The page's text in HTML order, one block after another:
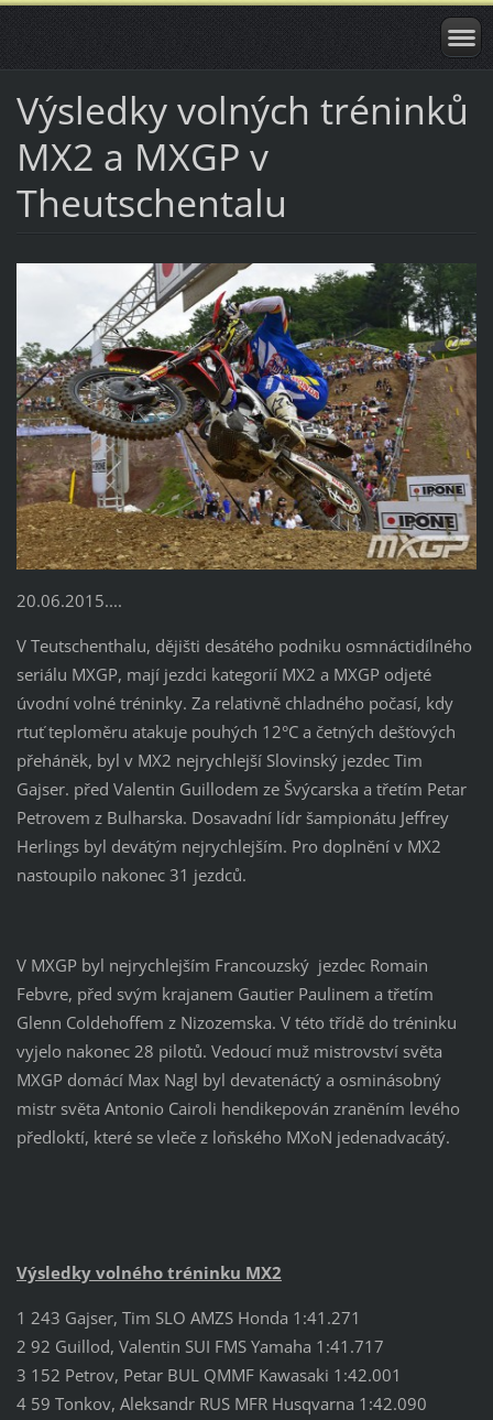
Výsledky volných tréninků
MX2 a MXGP v
Theutschentalu
20.06.2015....
V Teutschenthalu, dějišti desátého podniku osmnáctidílného
seriálu MXGP, mají jezdci kategorií MX2 a MXGP odjeté
úvodní volné tréninky. Za relativně chladného počasí, kdy
rtuť teploměru atakuje pouhých 12°C a četných dešťových
přeháněk, byl v MX2 nejrychlejší Slovinský jezdec Tim
Gajser. před Valentin Guillodem ze Švýcarska a třetím Petar
Petrovem z Bulharska. Dosavadní lídr šampionátu Jeffrey
Herlings byl devátým nejrychlejším. Pro doplnění v MX2
nastoupilo nakonec 31 jezdců.
V MXGP byl nejrychlejším Francouzský jezdec Romain
Febvre, před svým krajanem Gautier Paulinem a třetím
Glenn Coldehoffem z Nizozemska. V této třídě do tréninku
vyjelo nakonec 28 pilotů. Vedoucí muž mistrovství světa
MXGP domácí Max Nagl byl devatenáctý a osminásobný
mistr světa Antonio Cairoli hendikepován zraněním levého
předloktí, které se vleče z loňského MXoN jedenadvacátý.
Výsledky volného tréninku MX2
1 243 Gajser, Tim SLO AMZS Honda 1:41.271
2 92 Guillod, Valentin SUI FMS Yamaha 1:41.717
3 152 Petrov, Petar BUL QMMF Kawasaki 1:42.001
4 59 Tonkov, Aleksandr RUS MFR Husqvarna 1:42.090